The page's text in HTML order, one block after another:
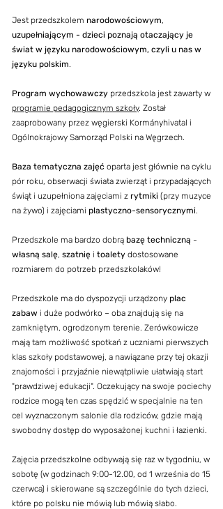
Jest przedszkolem narodowościowym,
uzupełniającym - dzieci poznają otaczający je
świat w języku narodowościowym, czyli u nas w
języku polskim.
Program wychowawczy przedszkola jest zawarty w
programie pedagogicznym szkoły. Został
zaaprobowany przez węgierski Kormányhivatal i
Ogólnokrajowy Samorząd Polski na Węgrzech.
Baza tematyczna zajęć oparta jest głównie na cyklu
pór roku, obserwacji świata zwierząt i przypadających
świąt i uzupełniona zajęciami z rytmiki (przy muzyce
na żywo) i zajęciami plastyczno-sensorycznymi.
Przedszkole ma bardzo dobrą bazę techniczną -
własną salę, szatnię i toalety dostosowane
rozmiarem do potrzeb przedszkolaków!
​​​​Przedszkole ma do dyspozycji urządzony plac
zabaw i duże podwórko – oba znajdują się na
zamkniętym, ogrodzonym terenie. Zerówkowicze
mają tam możliwość spotkań z uczniami pierwszych
klas szkoły podstawowej, a nawiązane przy tej okazji
znajomości i przyjaźnie niewątpliwie ułatwiają start
"prawdziwej edukacji". Oczekujący na swoje pociechy
rodzice mogą ten czas spędzić w specjalnie na ten
cel wyznaczonym salonie dla rodziców, gdzie mają
swobodny dostęp do wyposażonej kuchni i łazienki.
​Zajęcia przedszkolne odbywają się raz w tygodniu, w
sobotę (w godzinach 9:00-12.00, od 1 września do 15
czerwca) i skierowane są szczególnie do tych dzieci,
które po polsku nie mówią lub mówią słabo.